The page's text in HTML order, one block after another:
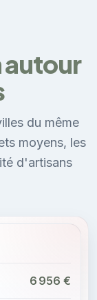
autour
du même
moyens, les
d'artisans
6 956 €